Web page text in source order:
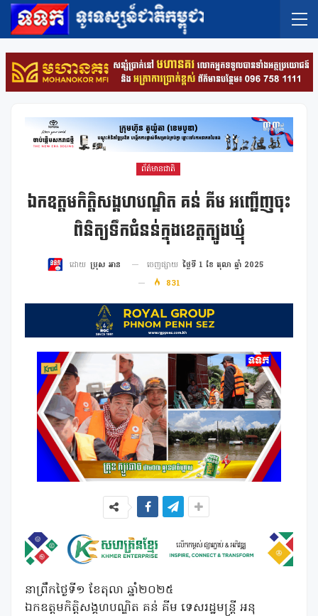
ព័ត៌មានជាតិ
ឯកឧត្តមកិត្តិសង្គហបណ្ឌិត គន់ គីម អញ្ជើញចុះ
ពិនិត្យទឹកជំនន់ក្នុងខេត្តត្បូងឃ្មុំ
ដោយ ប្រុស អាន ចេញផ្សាយ ថ្ងៃទី 1 ខែ តុលា ឆ្នាំ 2025
831
នាព្រឹកថ្ងៃទី១ ខែតុលា ឆ្នាំ២០២៥
ឯកឧត្តមកិត្តិសង្គហបណ្ឌិត គន់ គីម ទេសរដ្ឋមន្ត្រី អនុ